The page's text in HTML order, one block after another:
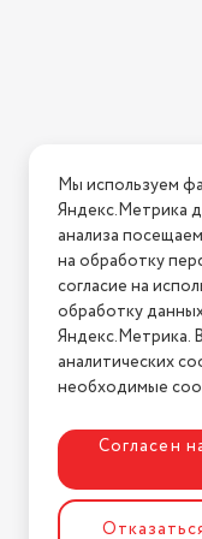
Максимальная
(ст/мин)
Нитевдеватель
Свечение
Комплектация
Режим обработки
Нашли
2026 © Интернет-
Мы используем
Яндекс.Метрика
анализа
на обработку
согласие на
обработку
Яндекс.Метрика.
аналитических
необходимые
Согласен